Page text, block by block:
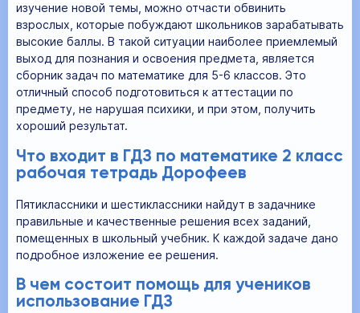
изучение новой темы, можно отчасти обвинить
взрослых, которые побуждают школьников зарабатывать
высокие баллы. В такой ситуации наиболее приемлемый
выход для познания и освоения предмета, является
сборник задач по математике для 5-6 классов. Это
отличный способ подготовиться к аттестации по
предмету, не нарушая психики, и при этом, получить
хороший результат.
Что входит в ГДЗ по математике 2 класс
рабочая тетрадь Дорофеев
Пятиклассники и шестиклассники найдут в задачнике
правильные и качественные решения всех заданий,
помещенных в школьный учебник. К каждой задаче дано
подробное изложение ее решения.
В чем состоит помощь для учеников
использование ГДЗ